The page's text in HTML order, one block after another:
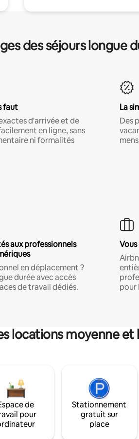
des séjours longue
faut
d'arrivée et de
en ligne, sans
ni formalités
La
Des
aux professionnels
en déplacement ?
durée avec accès
de travail dédiés.
pour
locations moyenne et
de
pour
Stationnement
gratuit sur
place